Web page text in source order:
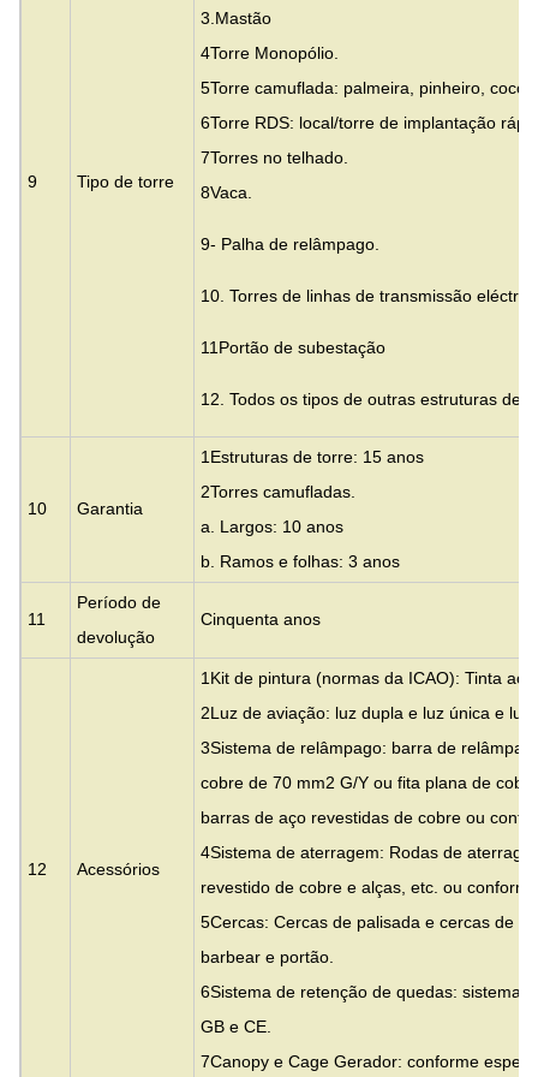
9 Tipo de torre
3.Mastão
4Torre Monopólio.
5Torre camuflada: palmeira, pinheiro, coco
6Torre RDS: local/torre de implantação
7Torres no telhado.
8Vaca.
9- Palha de relâmpago.
10. Torres de linhas de transmissão
11Portão de subestação
12. Todos os tipos de outras estruturas de
10 Garantia
1Estruturas de torre: 15 anos
2Torres camufladas.
a. Largos: 10 anos
b. Ramos e folhas: 3 anos
11
Período de
devolução
Cinquenta anos
12 Acessórios
1Kit de pintura (normas da ICAO): Tinta
2Luz de aviação: luz dupla e luz única e luz
3Sistema de relâmpago: barra de
cobre de 70 mm2 G/Y ou fita plana de
barras de aço revestidas de cobre ou
4Sistema de aterragem: Rodas de
revestido de cobre e alças, etc. ou
5Cercas: Cercas de palisada e cercas de
barbear e portão.
6Sistema de retenção de quedas: sistema
GB e CE.
7Canopy e Cage Gerador: conforme